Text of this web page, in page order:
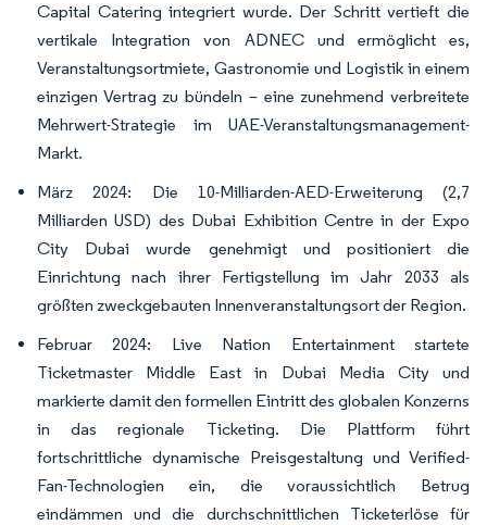
Capital Catering integriert wurde. Der Schritt vertieft die
vertikale Integration von ADNEC und ermöglicht es,
Veranstaltungsortmiete, Gastronomie und Logistik in einem
einzigen Vertrag zu bündeln – eine zunehmend verbreitete
Mehrwert-Strategie im UAE-Veranstaltungsmanagement-
Markt.
März 2024: Die 10-Milliarden-AED-Erweiterung (2,7
Milliarden USD) des Dubai Exhibition Centre in der Expo
City Dubai wurde genehmigt und positioniert die
Einrichtung nach ihrer Fertigstellung im Jahr 2033 als
größten zweckgebauten Innenveranstaltungsort der Region.
Februar 2024: Live Nation Entertainment startete
Ticketmaster Middle East in Dubai Media City und
markierte damit den formellen Eintritt des globalen Konzerns
in das regionale Ticketing. Die Plattform führt
fortschrittliche dynamische Preisgestaltung und Verified-
Fan-Technologien ein, die voraussichtlich Betrug
eindämmen und die durchschnittlichen Ticketerlöse für